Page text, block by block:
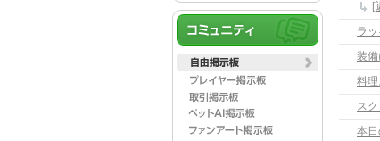
[
ラ
装
料理
ス
本